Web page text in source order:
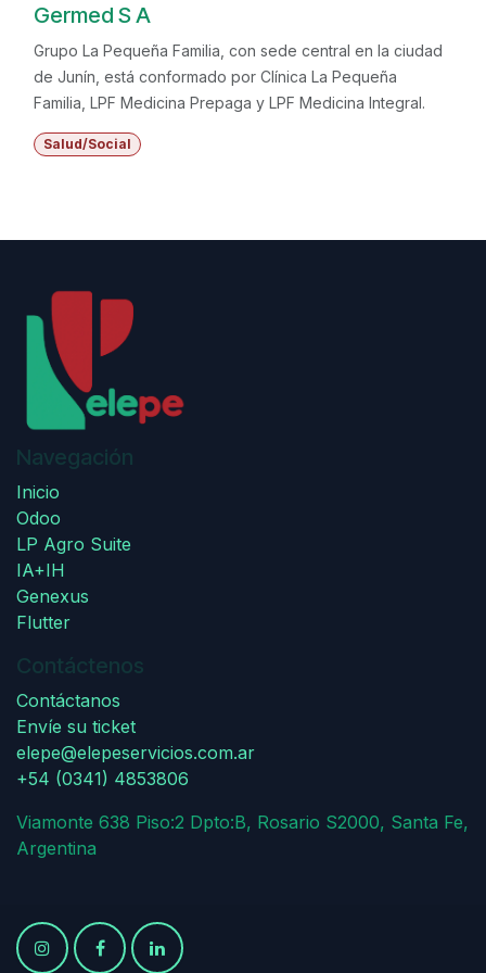
Germed S A
Grupo La Pequeña Familia, con sede central en la ciudad
de Junín, está conformado por Clínica La Pequeña
Familia, LPF Medicina Prepaga y LPF Medicina Integral.
Salud/Social
Navegación
Inicio
Odoo
LP Agro Suite
IA+IH
Genexus
Flutter
Contáctenos
Contáctanos
Envíe su ticket
elepe@elepeservicios.com.ar
+54 (0341) 4853806
Viamonte 638 Piso:2 Dpto:B, Rosario S2000, Santa Fe,
Argentina